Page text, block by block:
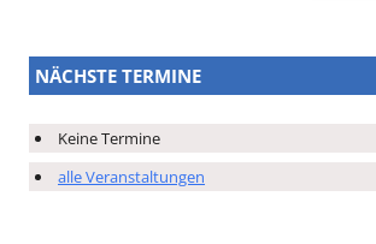
NÄCHSTE TERMINE
Keine Termine
alle Veranstaltungen